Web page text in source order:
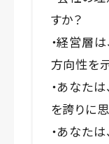
すか？
・経営層
方向性を
・あなた
を誇りに
・あなた